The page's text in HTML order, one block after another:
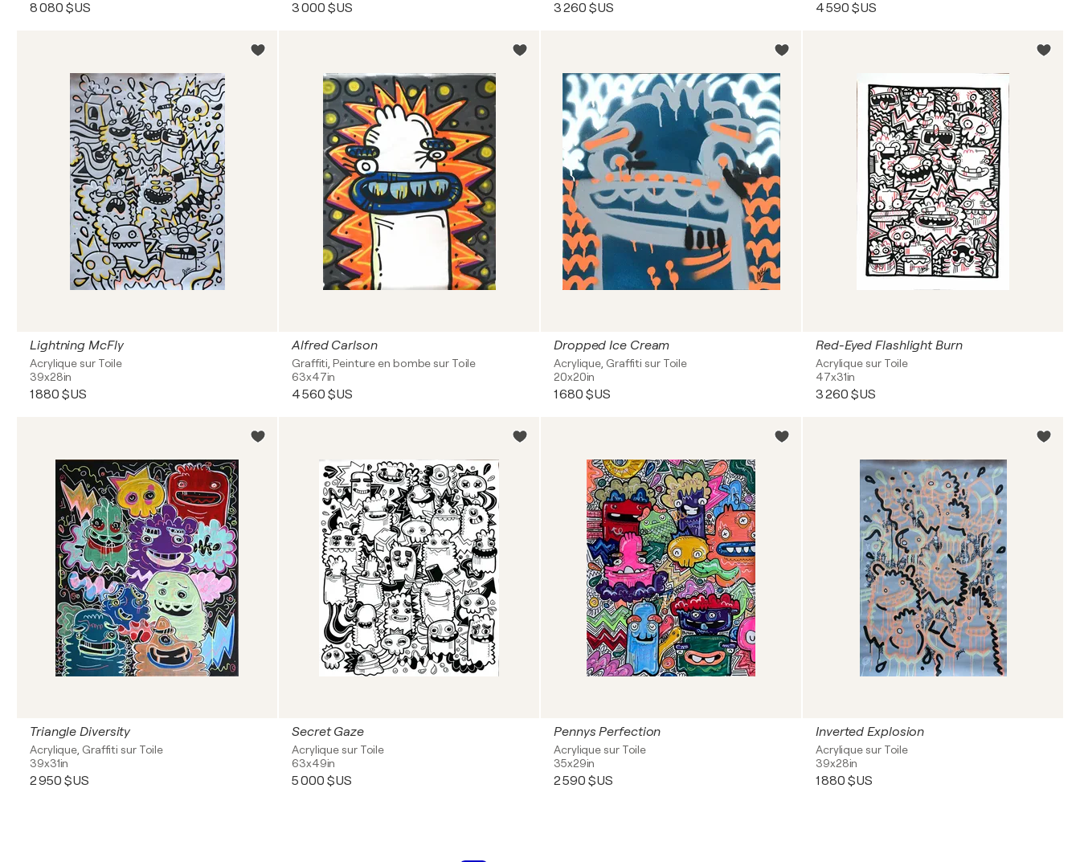
8 080 $US 3 000 $US 3 260 $US 4 590 $US
Lightning McFly
Acrylique sur Toile
39x28in
1 880 $US
Alfred Carlson
Graffiti, Peinture en bombe sur Toile
63x47in
4 560 $US
Dropped Ice Cream
Acrylique, Graffiti sur Toile
20x20in
1 680 $US
Red-Eyed Flashlight Burn
Acrylique sur Toile
47x31in
3 260 $US
Triangle Diversity
Acrylique, Graffiti sur Toile
39x31in
2 950 $US
Secret Gaze
Acrylique sur Toile
63x49in
5 000 $US
Pennys Perfection
Acrylique sur Toile
35x29in
2 590 $US
Inverted Explosion
Acrylique sur Toile
39x28in
1 880 $US